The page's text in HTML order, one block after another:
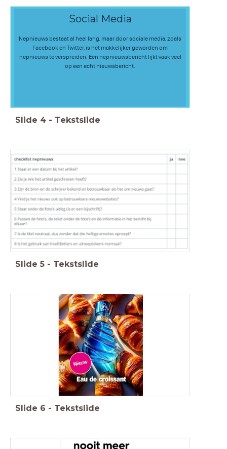
Social Media
Nepnieuws bestaat al heel lang, maar door sociale media, zoals
Facebook en Twitter, is het makkelijker geworden om
nepnieuws te verspreiden. Een nepnieuwsbericht lijkt vaak veel
op een echt nieuwsbericht.
Slide 4 - Tekstslide
Slide 5 - Tekstslide
Slide 6 - Tekstslide